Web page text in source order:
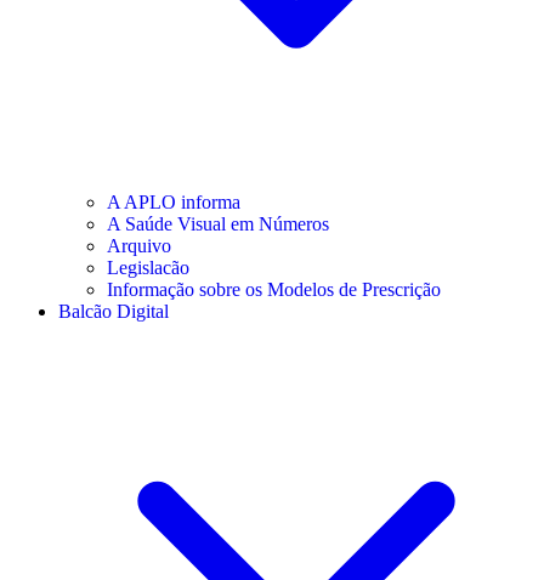
A APLO informa
A Saúde Visual em Números
Arquivo
Legislacão
Informação sobre os Modelos de Prescrição
Balcão Digital